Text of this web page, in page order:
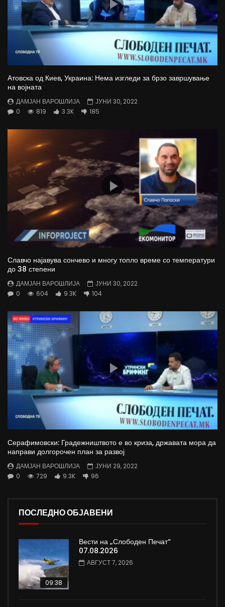
Атовска од Киев, Украина: Нема изгледи за брзо завршување
на војната
ДАМЈАН ВАРОШЛИЈА
ЈУНИ 30, 2022
0
819 3.3K 185
Славчо најавува сончево и многу топло време со температури
до 38 степени
ДАМЈАН ВАРОШЛИЈА
ЈУНИ 30, 2022
0
604 9.3K 104
Серафимовски: Градежништвото е во криза, државата мора да
направи долгорочен план за развој
ДАМЈАН ВАРОШЛИЈА
ЈУНИ 29, 2022
0
729 9.3K 96
ПОСЛЕДНО ОБЈАВЕНИ
09:38
Вести на „Слободен Печат“
07.08.2026
АВГУСТ 7, 2026